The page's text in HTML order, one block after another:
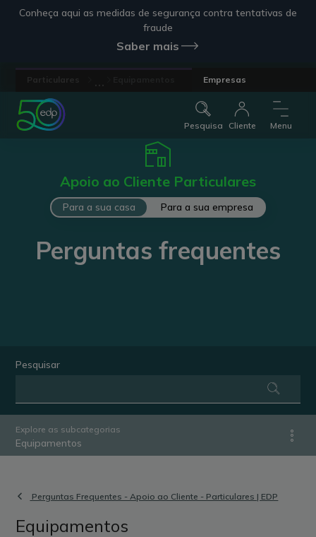
Conheça aqui as medidas de segurança contra tentativas de
fraude
Saber mais
Empresas
Pesquisa Cliente Menu
Apoio ao Cliente Particulares
Para a sua casa Para a sua empresa
Perguntas frequentes
Pesquisar
Explore as subcategorias
Equipamentos
Perguntas Frequentes - Apoio ao Cliente - Particulares | EDP
Equipamentos